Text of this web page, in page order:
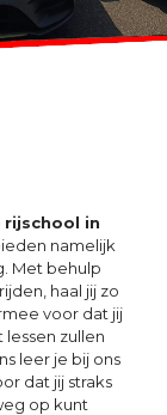
rijschool in
namelijk
Met behulp
haal jij zo
voor dat jij
zullen
leer je bij ons
dat jij straks
op kunt